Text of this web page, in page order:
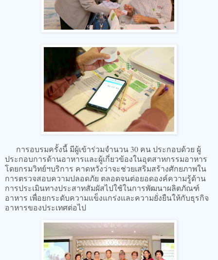
การอบรมครั้งนี้ มีผู้เข้าร่วมจำนวน 30 คน ประกอบด้วย ผู้
ประกอบการด้านอาหารและผู้เกี่ยวข้องในอุตสาหกรรมอาหาร
โดยกรมวิทย์ฯบริการ คาดหวังว่าจะช่วยเสริมสร้างศักยภาพใน
การตรวจสอบความปลอดภัย ตลอดจนต่อยอดองค์ความรู้ด้าน
การประเมินทางประสาทสัมผัสไปใช้ในการพัฒนาผลิตภัณฑ์
อาหาร เพื่อยกระดับความแข็งแกร่งและความยั่งยืนให้กับธุรกิจ
อาหารของประเทศต่อไป